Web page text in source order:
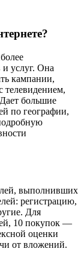
услуг. Она
кампании,
телевидением,
большие
по географии,
выполнивших
регистрацию,
Для
10 покупок —
оценки
от вложений.